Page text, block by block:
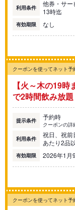
利用条件
他券・サー
13時迄
有効期限 なし
クーポンを使ってネット予
【火～木の19
で2時間飲み放題
提示条件 予約時
クーポンの詳
利用条件
祝日、祝前
あたり2品
有効期限 2026年1月
クーポンを使ってネット予